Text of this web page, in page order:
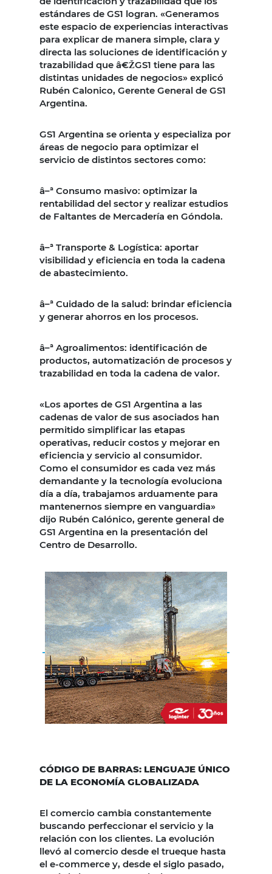
estándares de GS1 logran. «Generamos
este espacio de experiencias interactivas
para explicar de manera simple, clara y
directa las soluciones de identificación y
trazabilidad que â€ŽGS1 tiene para las
distintas unidades de negocios» explicó
Rubén Calonico, Gerente General de GS1
Argentina.
GS1 Argentina se orienta y especializa por
áreas de negocio para optimizar el
servicio de distintos sectores como:
â–ª Consumo masivo: optimizar la
rentabilidad del sector y realizar estudios
de Faltantes de Mercadería en Góndola.
â–ª Transporte & Logística: aportar
visibilidad y eficiencia en toda la cadena
de abastecimiento.
â–ª Cuidado de la salud: brindar eficiencia
y generar ahorros en los procesos.
â–ª Agroalimentos: identificación de
productos, automatización de procesos y
trazabilidad en toda la cadena de valor.
«Los aportes de GS1 Argentina a las
cadenas de valor de sus asociados han
permitido simplificar las etapas
operativas, reducir costos y mejorar en
eficiencia y servicio al consumidor.
Como el consumidor es cada vez más
demandante y la tecnología evoluciona
día a día, trabajamos arduamente para
mantenernos siempre en vanguardia»
dijo Rubén Calónico, gerente general de
GS1 Argentina en la presentación del
Centro de Desarrollo.
CÓDIGO DE BARRAS: LENGUAJE ÚNICO
DE LA ECONOMÍA GLOBALIZADA
El comercio cambia constantemente
buscando perfeccionar el servicio y la
relación con los clientes. La evolución
llevó al comercio desde el trueque hasta
el e-commerce y, desde el siglo pasado,